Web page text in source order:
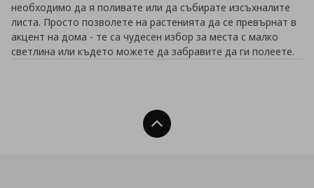
необходимо да я поливате или да събирате изсъхналите
листа. Просто позволете на растенията да се превърнат в
акцент на дома - те са чудесен избор за места с малко
светлина или където можете да забравите да ги полеете.
Нагоре